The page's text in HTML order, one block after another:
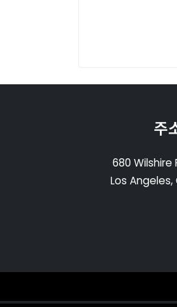
주
680 Wilshire
Los Angeles,